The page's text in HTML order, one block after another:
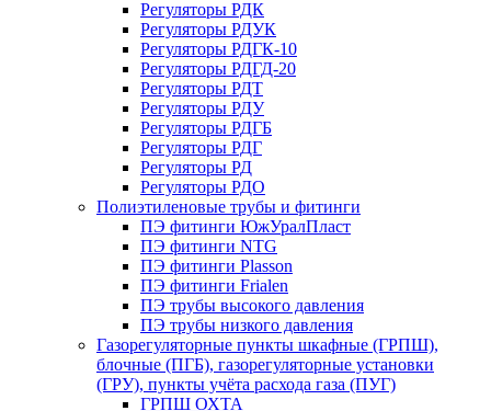
Регуляторы РДК
Регуляторы РДУК
Регуляторы РДГК-10
Регуляторы РДГД-20
Регуляторы РДТ
Регуляторы РДУ
Регуляторы РДГБ
Регуляторы РДГ
Регуляторы РД
Регуляторы РДО
Полиэтиленовые трубы и фитинги
ПЭ фитинги ЮжУралПласт
ПЭ фитинги NTG
ПЭ фитинги Plasson
ПЭ фитинги Frialen
ПЭ трубы высокого давления
ПЭ трубы низкого давления
Газорегуляторные пункты шкафные (ГРПШ),
блочные (ПГБ), газорегуляторные установки
(ГРУ), пункты учёта расхода газа (ПУГ)
ГРПШ ОХТА